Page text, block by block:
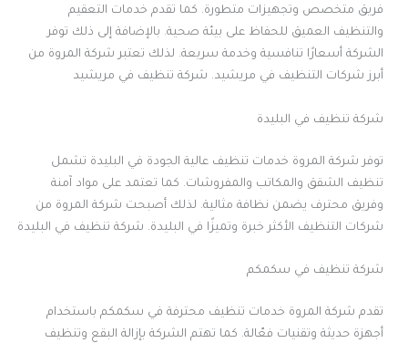
فريق متخصص وتجهيزات متطورة. كما تقدم خدمات التعقيم
والتنظيف العميق للحفاظ على بيئة صحية. بالإضافة إلى ذلك توفر
الشركة أسعارًا تنافسية وخدمة سريعة. لذلك تعتبر شركة المروة من
أبرز شركات التنظيف في مريشيد. شركة تنظيف في مريشيد
شركة تنظيف في البليدة
توفر شركة المروة خدمات تنظيف عالية الجودة في البليدة تشمل
تنظيف الشقق والمكاتب والمفروشات. كما تعتمد على مواد آمنة
وفريق محترف يضمن نظافة مثالية. لذلك أصبحت شركة المروة من
شركات التنظيف الأكثر خبرة وتميزًا في البليدة. شركة تنظيف في البليدة
شركة تنظيف في سكمكم
تقدم شركة المروة خدمات تنظيف محترفة في سكمكم باستخدام
أجهزة حديثة وتقنيات فعّالة. كما تهتم الشركة بإزالة البقع وتنظيف